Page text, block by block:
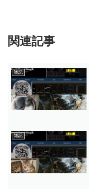
関連記事
雑記
雑記